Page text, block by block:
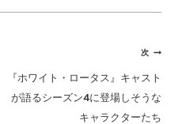
次
『ホワイト・ロータス』キャスト
が語るシーズン4に登場しそうな
キャラクターたち